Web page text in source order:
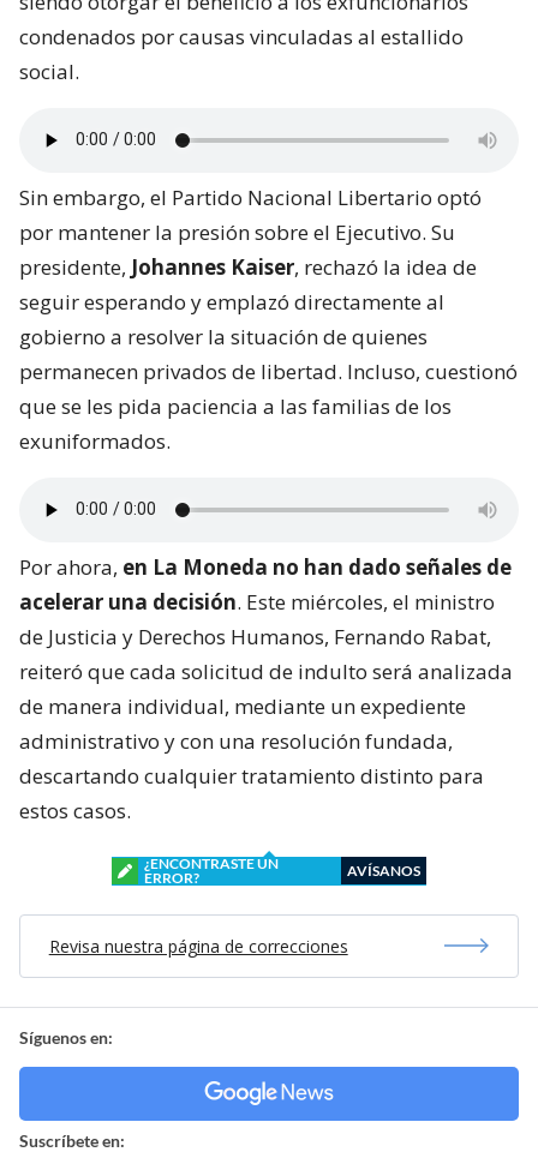
condenados por causas vinculadas al estallido
social.
Sin embargo, el Partido Nacional Libertario optó
por mantener la presión sobre el Ejecutivo. Su
presidente, Johannes Kaiser, rechazó la idea de
seguir esperando y emplazó directamente al
gobierno a resolver la situación de quienes
permanecen privados de libertad. Incluso, cuestionó
que se les pida paciencia a las familias de los
exuniformados.
Por ahora, en La Moneda no han dado señales de
acelerar una decisión. Este miércoles, el ministro
de Justicia y Derechos Humanos, Fernando Rabat,
reiteró que cada solicitud de indulto será analizada
de manera individual, mediante un expediente
administrativo y con una resolución fundada,
descartando cualquier tratamiento distinto para
estos casos.
¿ENCONTRASTE UN
ERROR?
AVÍSANOS
Revisa nuestra página de correcciones
Síguenos en:
Suscríbete en: